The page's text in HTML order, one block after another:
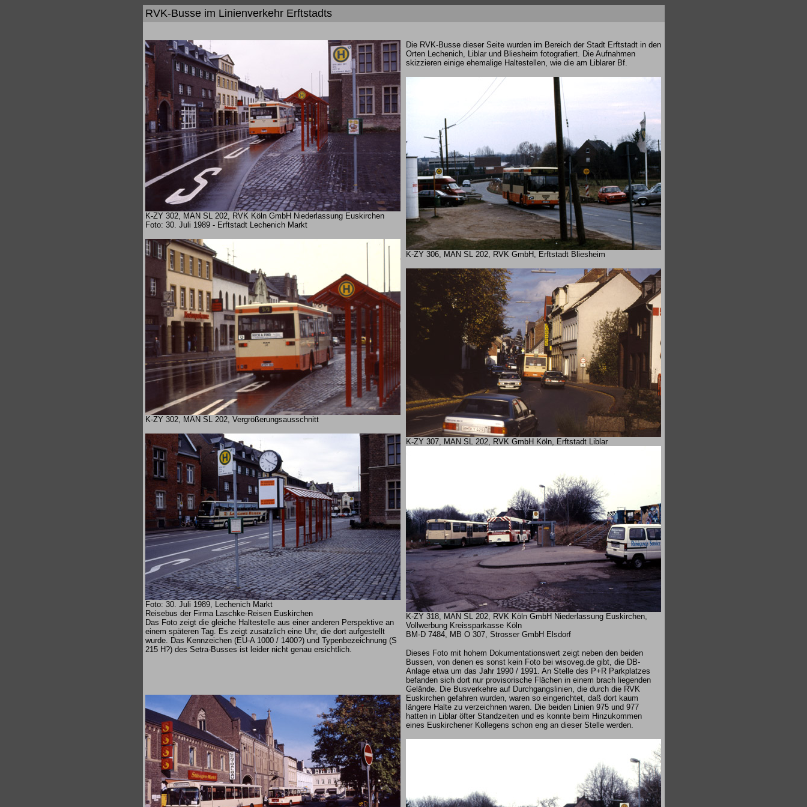
RVK-Busse im Linienverkehr Erftstadts
K-ZY 302, MAN SL 202, RVK Köln GmbH Niederlassung Euskirchen
Foto: 30. Juli 1989 - Erftstadt Lechenich Markt
K-ZY 302, MAN SL 202, Vergrößerungsausschnitt
Foto: 30. Juli 1989, Lechenich Markt
Reisebus der Firma Laschke-Reisen Euskirchen
Das Foto zeigt die gleiche Haltestelle aus einer anderen Perspektive an
einem späteren Tag. Es zeigt zusätzlich eine Uhr, die dort aufgestellt
wurde. Das Kennzeichen (EU-A 1000 / 1400?) und Typenbezeichnung (S
215 H?) des Setra-Busses ist leider nicht genau ersichtlich.
Die RVK-Busse dieser Seite wurden im Bereich der Stadt Erftstadt in den
Orten Lechenich, Liblar und Bliesheim fotografiert. Die Aufnahmen
skizzieren einige ehemalige Haltestellen, wie die am Liblarer Bf.
K-ZY 306, MAN SL 202, RVK GmbH, Erftstadt Bliesheim
K-ZY 307, MAN SL 202, RVK GmbH Köln, Erftstadt Liblar
K-ZY 318, MAN SL 202, RVK Köln GmbH Niederlassung Euskirchen,
Vollwerbung Kreissparkasse Köln
BM-D 7484, MB O 307, Strosser GmbH Elsdorf
Dieses Foto mit hohem Dokumentationswert zeigt neben den beiden
Bussen, von denen es sonst kein Foto bei wisoveg.de gibt, die DB-
Anlage etwa um das Jahr 1990 / 1991. An Stelle des P+R Parkplatzes
befanden sich dort nur provisorische Flächen in einem brach liegenden
Gelände. Die Busverkehre auf Durchgangslinien, die durch die RVK
Euskirchen gefahren wurden, waren so eingerichtet, daß dort kaum
längere Halte zu verzeichnen waren. Die beiden Linien 975 und 977
hatten in Liblar öfter Standzeiten und es konnte beim Hinzukommen
eines Euskirchener Kollegens schon eng an dieser Stelle werden.